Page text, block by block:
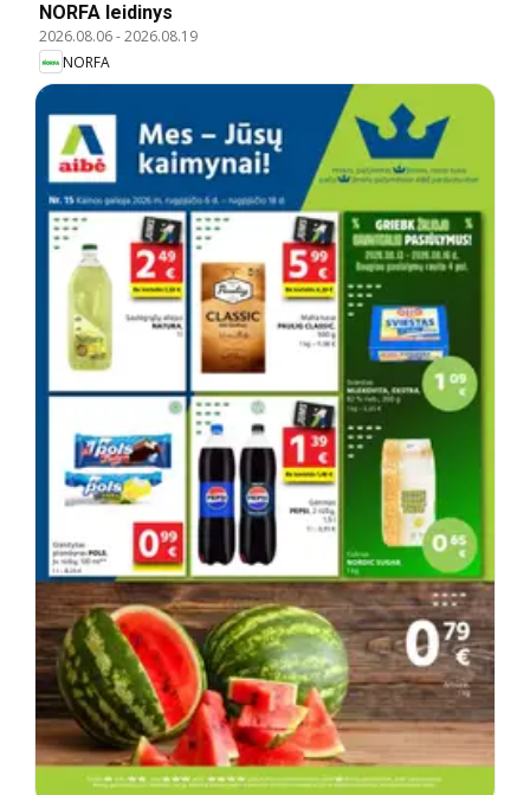
NORFA leidinys
2026.08.06-2026.08.19
NORFA